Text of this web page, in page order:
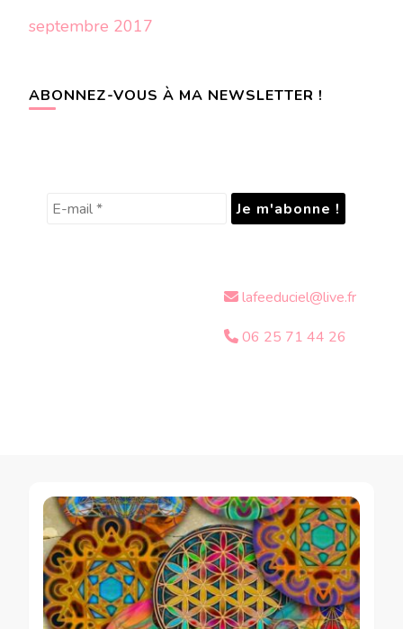
septembre 2017
ABONNEZ-VOUS À MA NEWSLETTER !
lafeeduciel@live.fr
06 25 71 44 26